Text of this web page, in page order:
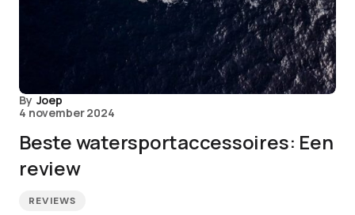
By Joep
4 november 2024
Beste watersportaccessoires: Een
review
REVIEWS